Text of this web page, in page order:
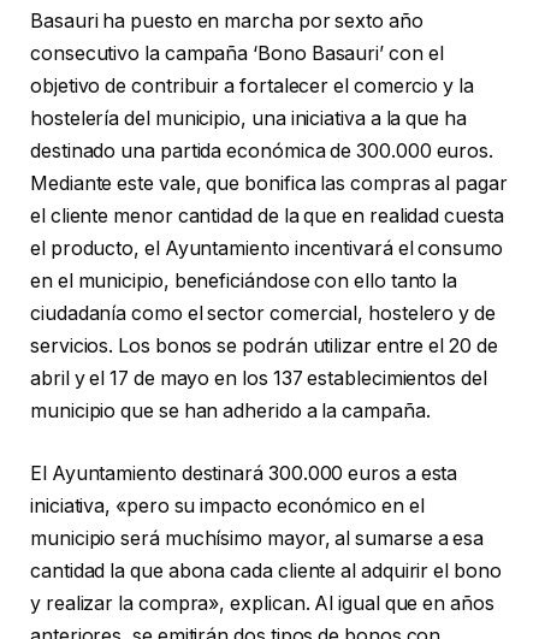
Basauri ha puesto en marcha por sexto año
consecutivo la campaña ‘Bono Basauri’ con el
objetivo de contribuir a fortalecer el comercio y la
hostelería del municipio, una iniciativa a la que ha
destinado una partida económica de 300.000 euros.
Mediante este vale, que bonifica las compras al pagar
el cliente menor cantidad de la que en realidad cuesta
el producto, el Ayuntamiento incentivará el consumo
en el municipio, beneficiándose con ello tanto la
ciudadanía como el sector comercial, hostelero y de
servicios. Los bonos se podrán utilizar entre el 20 de
abril y el 17 de mayo en los 137 establecimientos del
municipio que se han adherido a la campaña.
El Ayuntamiento destinará 300.000 euros a esta
iniciativa, «pero su impacto económico en el
municipio será muchísimo mayor, al sumarse a esa
cantidad la que abona cada cliente al adquirir el bono
y realizar la compra», explican. Al igual que en años